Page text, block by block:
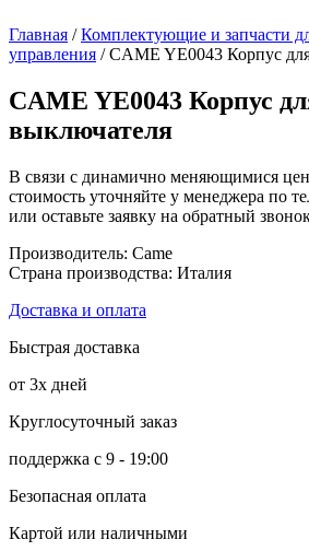
Главная /Комплектующие и запчасти
управления / CAME YE0043 Корпус
CAME YE0043 Корпус
выключателя
В связи с динамично меняющимися
стоимость уточняйте у менеджера по
или оставьте заявку на обратный
Производитель: Came
Страна производства: Италия
Доставка и оплата
Быстрая доставка
от 3х дней
Круглосуточный заказ
поддержка с 9 - 19:00
Безопасная оплата
Картой или наличными